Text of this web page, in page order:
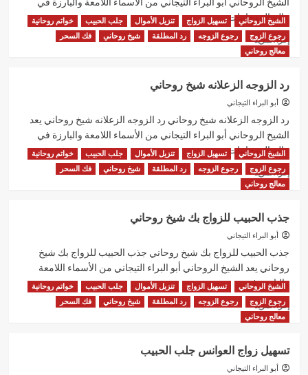
السحر
عالم الروحانيات...
إقرأ المزيداقرأ
المزيد
الحبيب
بسرعه
افضل
شيخ
الشيخ الروحاني تسهيل الزواج تنزيل الأموال جلب الحبيب
خواتم روحانية
رجوع الزوج
رجوع الزوجه رد المطلقة شيخ روحاني
فك السحر
معالج روحاني
رد الزوجه الزعلانه شيخ روحاني
أبو البراء التيجاني
رد الزوجه الزعلانه شيخ روحاني رد الزوجه الزعلانه شيخ روحاني يعد
الشيخ الروحاني أبو البراء التيجاني من الأسماء اللامعة والبارزة في
عالم الروحانيات...
إقرأ المزيداقرأ
المزيد
الزوجه
الزعلانه
روحاني
الشيخ الروحاني تسهيل الزواج تنزيل الأموال جلب الحبيب
خواتم روحانية
رجوع الزوج
رجوع الزوجه رد المطلقة شيخ روحاني
فك السحر
معالج روحاني
جذب الحبيب للزواج بك شيخ روحاني
أبو البراء التيجاني
جذب الحبيب للزواج بك شيخ روحاني جذب الحبيب للزواج بك شيخ
روحاني يعد الشيخ الروحاني أبو البراء التيجاني من الأسماء اللامعة
والبارزة في...
إقرأ المزيداقرأ
المزيد
الحبيب
للزواج
الشيخ الروحاني تسهيل الزواج تنزيل الأموال جلب الحبيب
خواتم روحانية
رجوع الزوج
رجوع الزوجه رد المطلقة شيخ روحاني
فك السحر
معالج روحاني
تسهيل زواج العوانس جلب الحبيب
أبو البراء التيجاني